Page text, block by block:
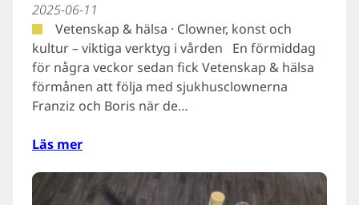
2025-06-11
Vetenskap & hälsa · Clowner, konst och
kultur – viktiga verktyg i vården En förmiddag
för några veckor sedan fick Vetenskap & hälsa
förmånen att följa med sjukhusclownerna
Franziz och Boris när de…
Läs mer